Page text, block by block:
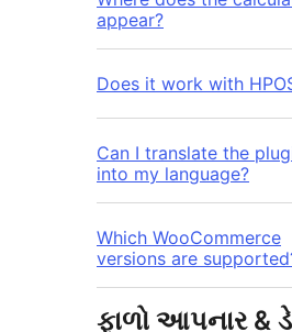
appear?
Does it work with
Can I translate the
into my language?
Which WooCommerce
versions are
ફાળો આપનાર &